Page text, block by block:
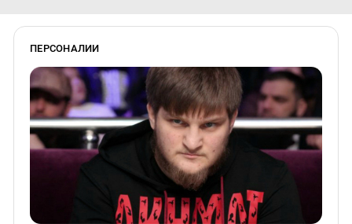
ПЕРСОНАЛИИ